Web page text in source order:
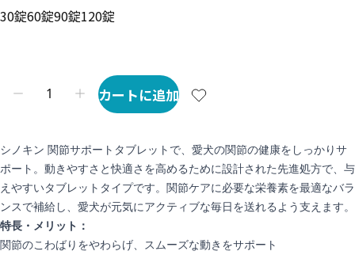
30錠60錠90錠120錠
カートに追加
シノキン 関節サポートタブレットで、愛犬の関節の健康をしっかりサ
ポート。動きやすさと快適さを高めるために設計された先進処方で、与
えやすいタブレットタイプです。関節ケアに必要な栄養素を最適なバラ
ンスで補給し、愛犬が元気にアクティブな毎日を送れるよう支えます。
特長・メリット：
関節のこわばりをやわらげ、スムーズな動きをサポート